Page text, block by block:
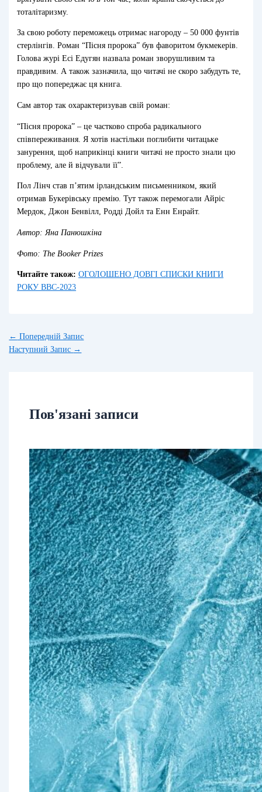
тоталітаризму.
За свою роботу переможець отримає нагороду – 50 000 фунтів
стерлінгів. Роман “Пісня пророка” був фаворитом букмекерів.
Голова журі Есі Едугян назвала роман зворушливим та
правдивим. А також зазначила, що читачі не скоро забудуть те,
про що попереджає ця книга.
Сам автор так охарактеризував свій роман:
“Пісня пророка” – це частково спроба радикального
співпереживання. Я хотів настільки поглибити читацьке
занурення, щоб наприкінці книги читачі не просто знали цю
проблему, але й відчували її”.
Пол Лінч став п’ятим ірландським письменником, який
отримав Букерівську премію. Тут також перемогали Айріс
Мердок, Джон Бенвілл, Родді Дойл та Енн Енрайт.
Автор: Яна Панюшкіна
Фото: The Booker Prizes
Читайте також:ОГОЛОШЕНО ДОВГІ СПИСКИ КНИГИ
РОКУ BBC-2023
← Попередній Запис
Наступний Запис →
Пов'язані записи